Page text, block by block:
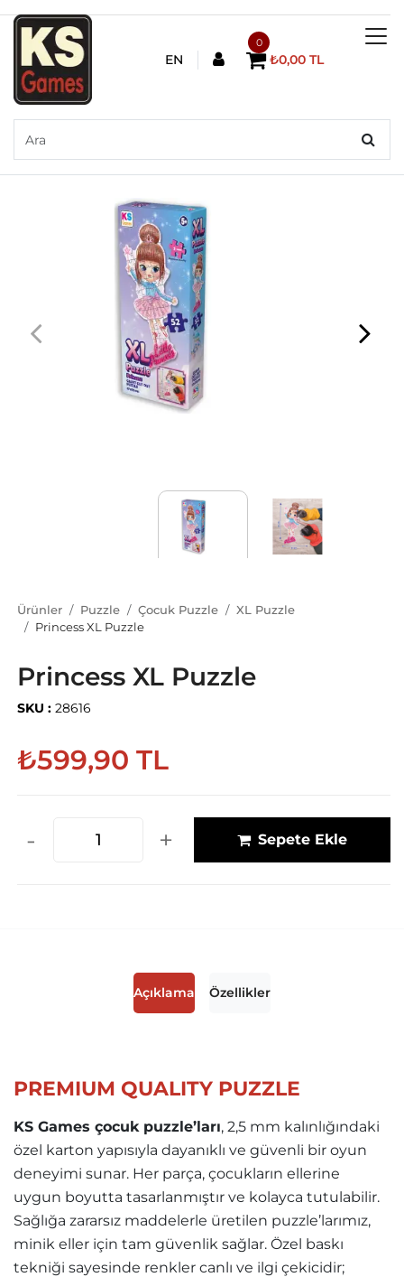
EN
0
₺0,00 TL
Ürünler Puzzle Çocuk Puzzle
XL Puzzle
Princess XL Puzzle
Princess XL Puzzle
SKU : 28616
₺599,90 TL
- + Sepete Ekle
Açıklama Özellikler
PREMIUM QUALITY PUZZLE
KS Games çocuk puzzle’ları, 2,5 mm kalınlığındaki
özel karton yapısıyla dayanıklı ve güvenli bir oyun
deneyimi sunar. Her parça, çocukların ellerine
uygun boyutta tasarlanmıştır ve kolayca tutulabilir.
Sağlığa zararsız maddelerle üretilen puzzle’larımız,
minik eller için tam güvenlik sağlar. Özel baskı
tekniği sayesinde renkler canlı ve ilgi çekicidir;